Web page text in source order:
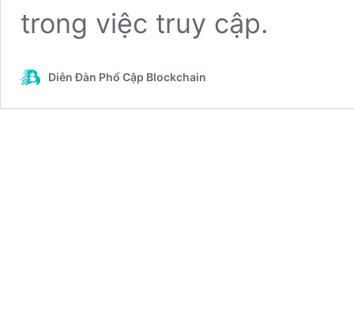
trong việc truy cập.
Diễn Đàn Phổ Cập Blockchain